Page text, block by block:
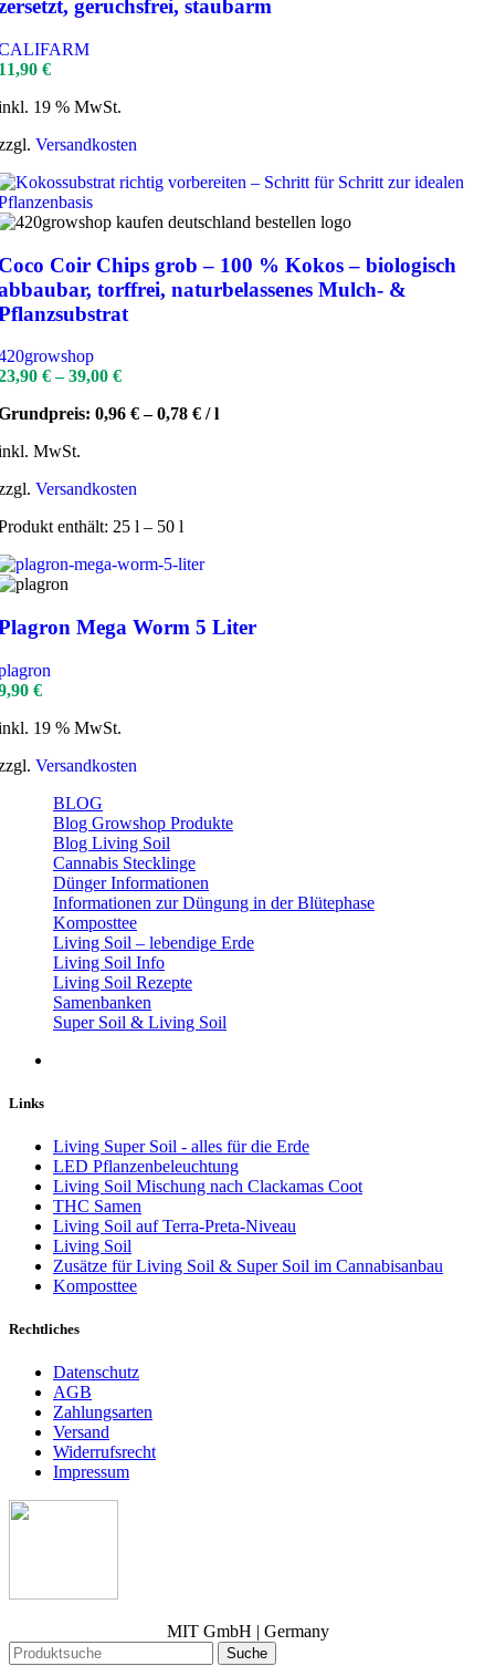
geruchsfrei, staubarm
€
19 % MwSt.
Versandkosten
Coir Chips grob – 100 % Kokos – biologisch
torffrei, naturbelassenes Mulch- &
€–39,00 €
0,96 €–0,78 € /l
MwSt.
Versandkosten
enthält: 25 l – 50 l
Mega Worm 5 Liter
€
19 % MwSt.
Versandkosten
BLOG
Blog Growshop Produkte
Blog Living Soil
Cannabis Stecklinge
Dünger Informationen
Informationen zur Düngung in der Blütephase
Komposttee
Living Soil – lebendige Erde
Living Soil Info
Living Soil Rezepte
Samenbanken
Super Soil & Living Soil
Links
Living Super Soil - alles für die Erde
LED Pflanzenbeleuchtung
Living Soil Mischung nach Clackamas Coot
THC Samen
Living Soil auf Terra-Preta-Niveau
Living Soil
Zusätze für Living Soil & Super Soil im Cannabisanbau
Komposttee
Rechtliches
Datenschutz
AGB
Zahlungsarten
Versand
Widerrufsrecht
Impressum
MIT GmbH | Germany
Suche